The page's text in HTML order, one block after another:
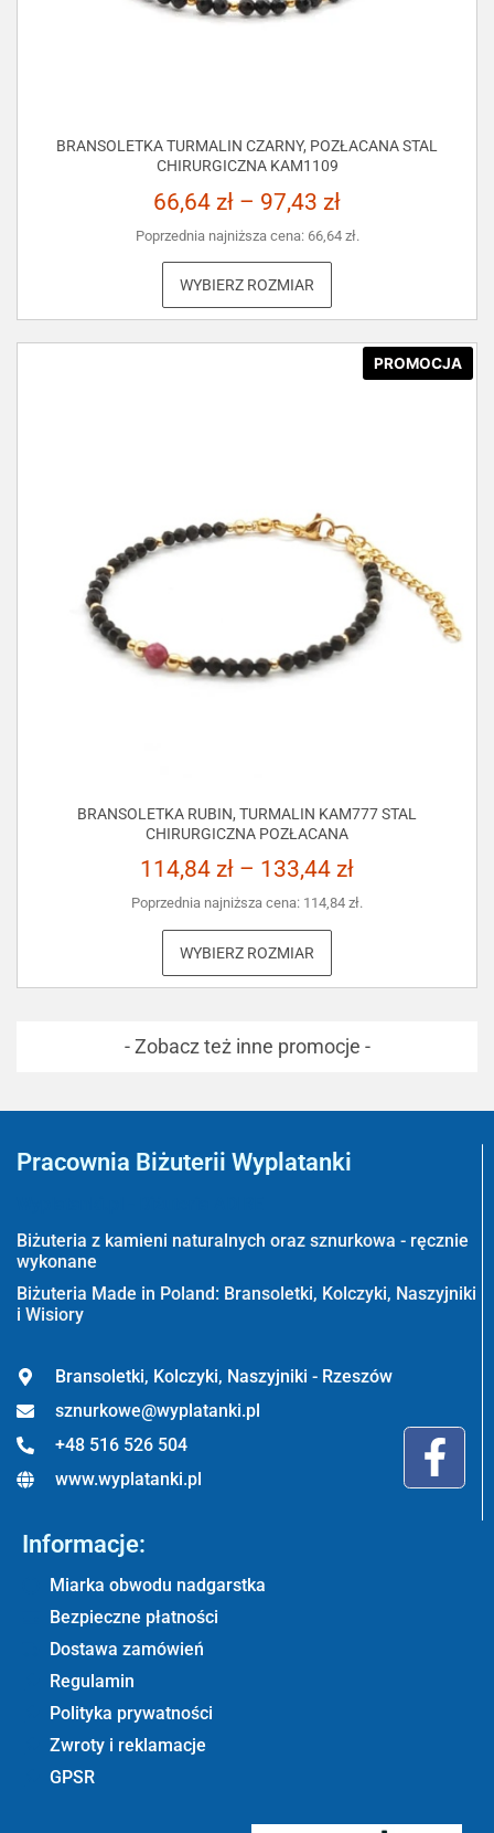
BRANSOLETKA TURMALIN CZARNY, POZŁACANA STAL
CHIRURGICZNA KAM1109
66,64 zł – 97,43 zł
Poprzednia najniższa cena: 66,64 zł.
WYBIERZ ROZMIAR
PROMOCJA
BRANSOLETKA RUBIN, TURMALIN KAM777 STAL
CHIRURGICZNA POZŁACANA
114,84 zł – 133,44 zł
Poprzednia najniższa cena: 114,84 zł.
WYBIERZ ROZMIAR
- Zobacz też inne promocje -
Pracownia Biżuterii Wyplatanki
Biżuteria z kamieni naturalnych oraz sznurkowa - ręcznie
wykonane
Biżuteria Made in Poland: Bransoletki, Kolczyki, Naszyjniki
i Wisiory
Bransoletki, Kolczyki, Naszyjniki - Rzeszów
sznurkowe@wyplatanki.pl
+48 516 526 504
www.wyplatanki.pl
Informacje:
Miarka obwodu nadgarstka
Bezpieczne płatności
Dostawa zamówień
Regulamin
Polityka prywatności
Zwroty i reklamacje
GPSR